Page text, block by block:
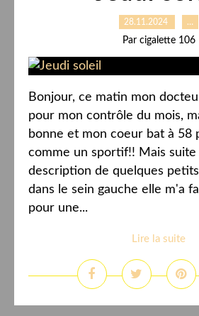
28.11.2024 …
Par cigalette 106
Bonjour, ce matin mon
pour mon contrôle du mois,
bonne et mon coeur bat à 58
comme un sportif!! Mais suite
description de quelques
dans le sein gauche elle m'a
pour une...
Lire la suite